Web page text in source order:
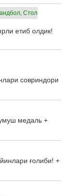
Стол
етиб олдик!
совриндори
медаль +
ғолиби! +